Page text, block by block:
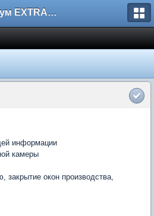
Форум EXTRACTOR.ru
информации
камеры
закрытие окон производства,